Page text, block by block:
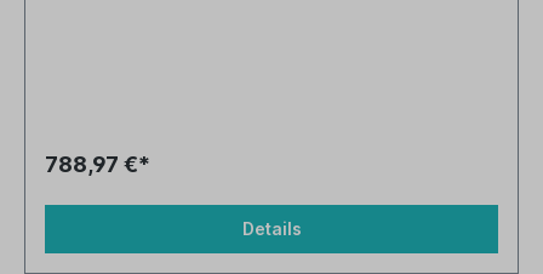
788,97 €*
Details